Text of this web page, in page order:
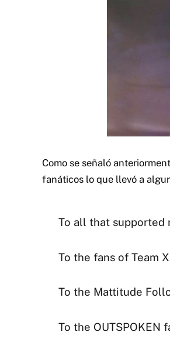
Como se señaló
fanáticos lo que llevó a
To all that supported
To the fans of Team
To the Mattitude
To the OUTSPOKEN